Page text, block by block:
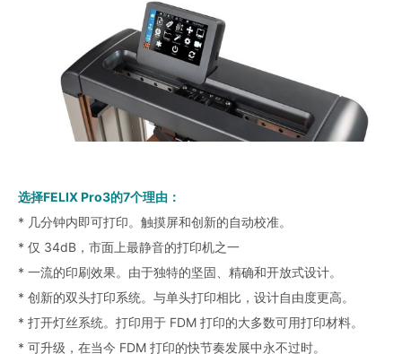
选择FELIX Pro3的7个理由：
* 几分钟内即可打印。触摸屏和创新的自动校准。
* 仅 34dB，市面上最静音的打印机之一
* 一流的印刷效果。由于独特的坚固、精确和开放式设计。
* 创新的双头打印系统。与单头打印相比，设计自由度更高。
* 打开灯丝系统。打印用于 FDM 打印的大多数可用打印材料。
* 可升级，在当今 FDM 打印的快节奏发展中永不过时。